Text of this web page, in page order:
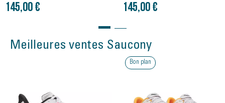
145,00 € 145,00 €
Meilleures ventes Saucony
Bon plan